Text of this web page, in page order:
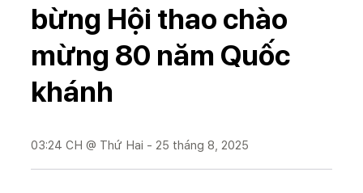
bừng Hội thao chào
mừng 80 năm Quốc
khánh
03:24 CH @ Thứ Hai - 25 tháng 8, 2025